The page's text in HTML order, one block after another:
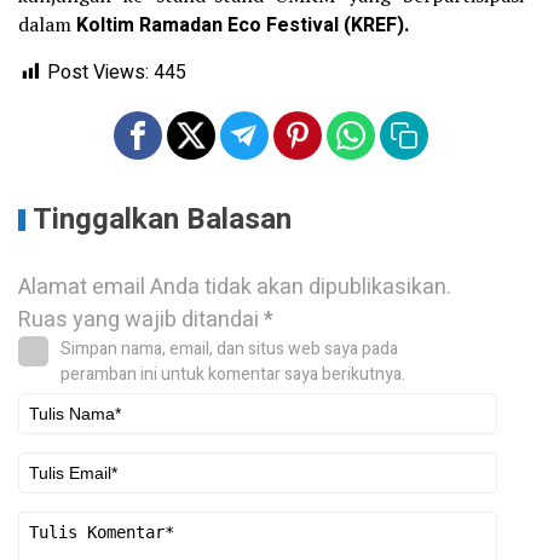
dalam Koltim Ramadan Eco Festival (KREF).
Post Views: 445
Tinggalkan Balasan
Alamat email Anda tidak akan dipublikasikan.
Ruas yang wajib ditandai*
Simpan nama, email, dan situs web saya pada
peramban ini untuk komentar saya berikutnya.